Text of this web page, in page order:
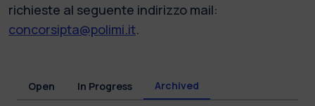
richieste al seguente indirizzo mail:
concorsipta@polimi.it.
Open In Progress Archived